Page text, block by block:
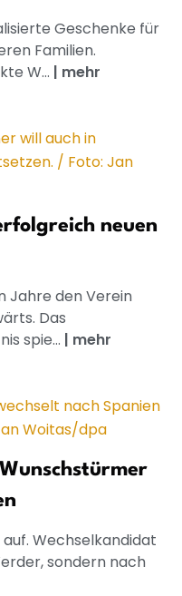
Geschenke für
Familien.
W... | mehr
neuen
Jahre den Verein
Das
spie... | mehr
auf. Wechselkandidat
sondern nach